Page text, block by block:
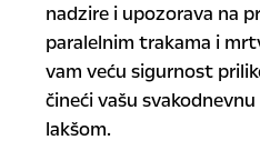
nadzire i upozorava na
paralelnim trakama i
vam veću sigurnost
čineći vašu
lakšom.